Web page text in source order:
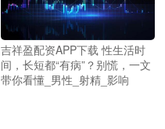
吉祥盈配资APP下载 性生活时
间，长短都“有病”？别慌，一文
带你看懂_男性_射精_影响